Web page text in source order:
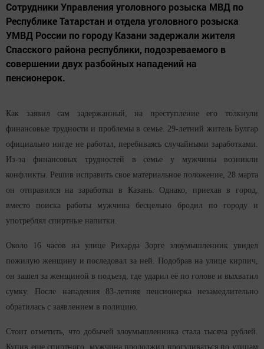
Сотрудники Управления уголовного розыска МВД по
Республике Татарстан и отдела уголовного розыска
УМВД России по городу Казани задержали жителя
Спасского района республики, подозреваемого в
совершении двух разбойных нападений на
пенсионерок.
Как заявил сам задержанный, на преступление его толкнули
финансовые трудности и проблемы в семье. 29-летний житель Булгар
официально нигде не работал, перебиваясь случайными заработками.
Из-за финансовых трудностей в семье у мужчины возникли
конфликты. Решив исправить свое материальное положение, 28 марта
он отправился на заработки в Казань. Однако, приехав в город,
вместо поиска работы мужчина бесцельно бродил по городу и
употреблял спиртные напитки.
Около 16 часов на улице Рихарда Зорге злоумышленник увидел
пожилую женщину и последовал за ней. Подобрав на улице кирпич,
он зашел за женщиной в подъезд, где ударил её по голове и выхватил
сумку. После нападения 83-летняя пенсионерка незамедлительно
обратилась с заявлением в полицию.
Стоит отметить, что добычей злоумышленника стала тысяча рублей.
Купив еще спиртного, мужчина продолжил прогуливаться по улицам